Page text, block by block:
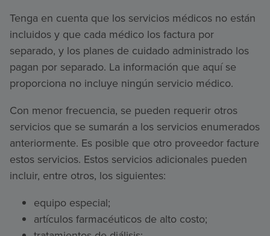
Tenga en cuenta que los servicios médicos no están
incluidos y que cada médico los factura por
separado, y los planes de cuidado administrado los
pagan por separado. La información que aquí se
proporciona no incluye ningún servicio médico.
Con menor frecuencia, se pueden requerir otros
servicios que se sumarán a los servicios enumerados
anteriormente. Es posible que otro proveedor facture
estos servicios. Estos servicios adicionales pueden
incluir, entre otros, los siguientes:
equipo especial;
artículos farmacéuticos de alto costo;